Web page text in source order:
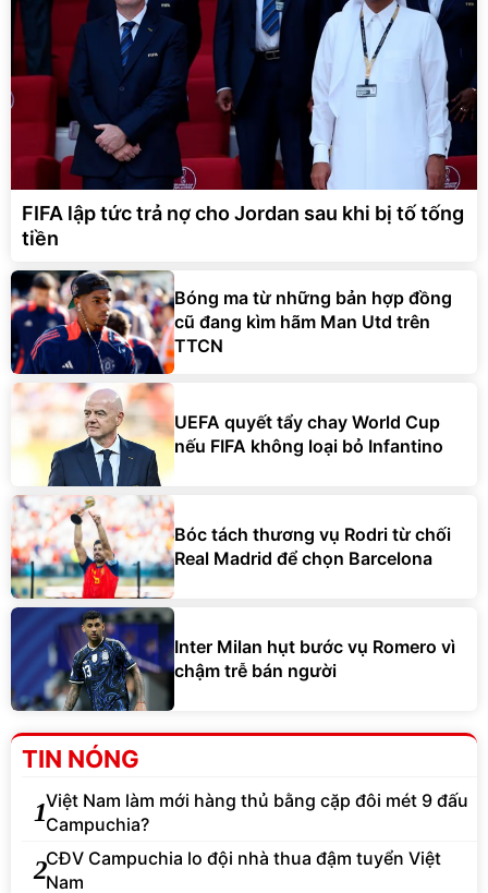
FIFA lập tức trả nợ cho Jordan sau khi bị tố tống
tiền
Bóng ma từ những bản hợp đồng
cũ đang kìm hãm Man Utd trên
TTCN
UEFA quyết tẩy chay World Cup
nếu FIFA không loại bỏ Infantino
Bóc tách thương vụ Rodri từ chối
Real Madrid để chọn Barcelona
Inter Milan hụt bước vụ Romero vì
chậm trễ bán người
TIN NÓNG
1Việt Nam làm mới hàng thủ bằng cặp đôi mét 9 đấu
Campuchia?
2CĐV Campuchia lo đội nhà thua đậm tuyển Việt
Nam